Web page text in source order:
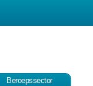
Beroepssector